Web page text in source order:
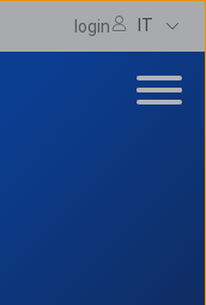
login IT